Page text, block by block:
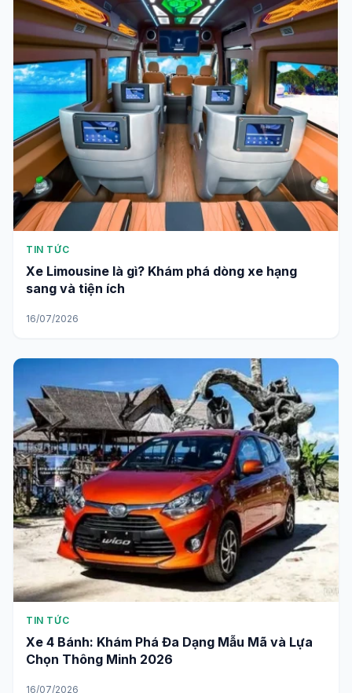
TIN TỨC
Xe Limousine là gì? Khám phá dòng xe hạng
sang và tiện ích
16/07/2026
TIN TỨC
Xe 4 Bánh: Khám Phá Đa Dạng Mẫu Mã và Lựa
Chọn Thông Minh 2026
16/07/2026